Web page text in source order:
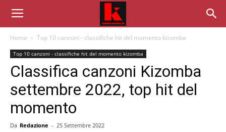
Home Top 10 canzoni - classifiche hit del momento kizomba
Top 10 canzoni - classifiche hit del momento kizomba
Classifica canzoni Kizomba
settembre 2022, top hit del
momento
Da Redazione - 25 Settembre 2022